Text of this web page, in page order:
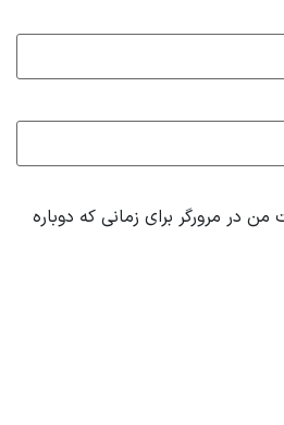
در مرورگر برای زمانی که دوباره